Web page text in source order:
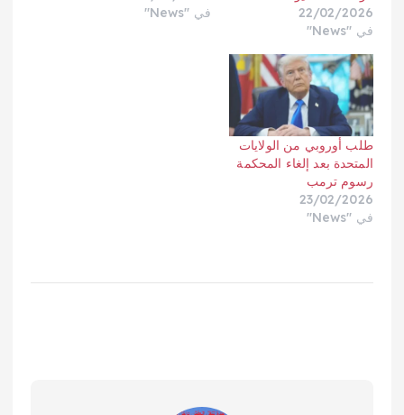
22/02/2026
في "News"
في "News"
طلب أوروبي من الولايات
المتحدة بعد إلغاء المحكمة
رسوم ترمب
23/02/2026
في "News"